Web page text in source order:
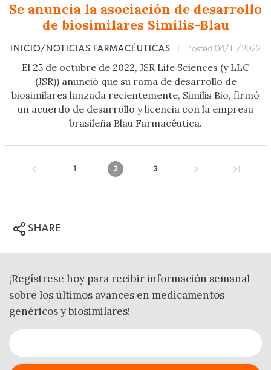
Se anuncia la asociación de desarrollo
de biosimilares Similis-Blau
INICIO/NOTICIAS FARMACÉUTICAS Posted 04/11/2022
El 25 de octubre de 2022, JSR Life Sciences (y LLC
(JSR)) anunció que su rama de desarrollo de
biosimilares lanzada recientemente, Similis Bio, firmó
un acuerdo de desarrollo y licencia con la empresa
brasileña Blau Farmacêutica.
1 2 3
SHARE
¡Regístrese hoy para recibir información semanal
sobre los últimos avances en medicamentos
genéricos y biosimilares!